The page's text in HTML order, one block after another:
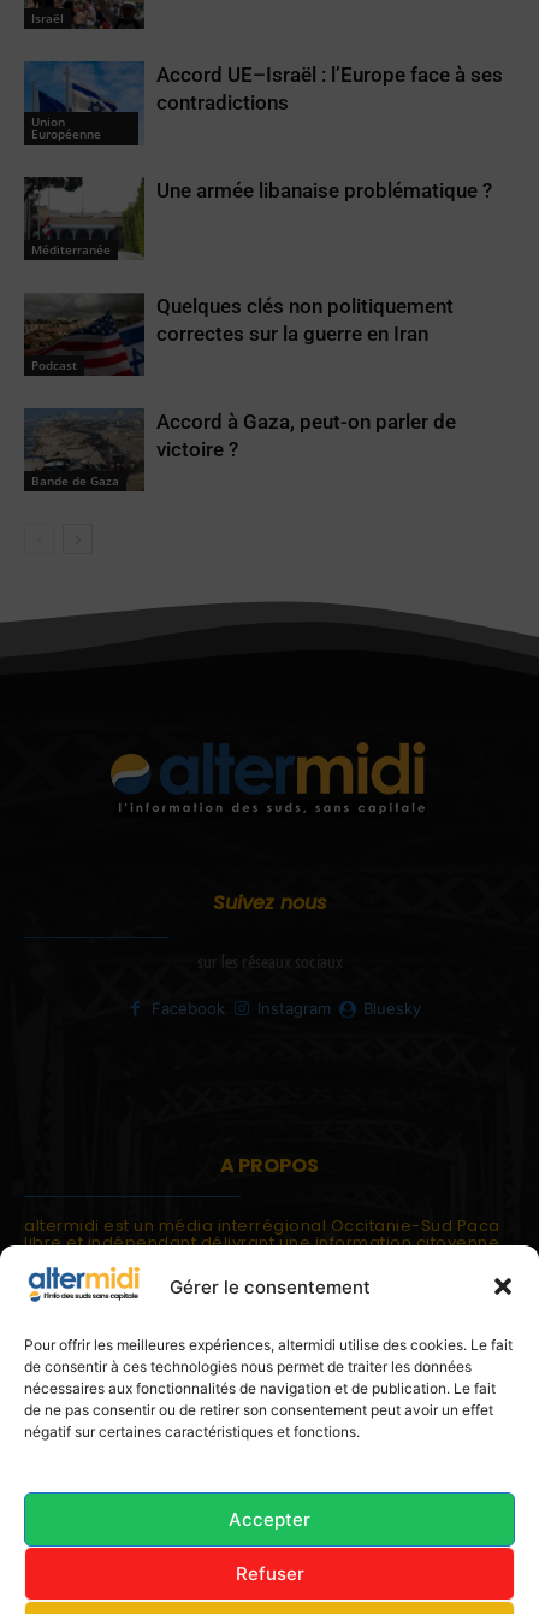
Gérer le consentement
Pour offrir les meilleures expériences, altermidi utilise des cookies. Le fait
de consentir à ces technologies nous permet de traiter les données
nécessaires aux fonctionnalités de navigation et de publication. Le fait
de ne pas consentir ou de retirer son consentement peut avoir un effet
négatif sur certaines caractéristiques et fonctions.
Accepter
Refuser
Israël
Union
Européenne
Accord UE–Israël : l’Europe face à ses
contradictions
Méditerranée
Une armée libanaise problématique ?
Podcast
Quelques clés non politiquement
correctes sur la guerre en Iran
Bande de Gaza
Accord à Gaza, peut-on parler de
victoire ?
Suivez nous
sur les réseaux sociaux
Facebook Instagram Bluesky
A PROPOS
altermidi est un média interrégional Occitanie-Sud Paca
libre et indépendant délivrant une information citoyenne
altermidi est ouvert sur les suds, la méditerranée,
l'europe.
altermidi aborde des thématiques globales évaluées à
partir des constats de terrain ou d'analyses à l'échelon
local.
altermidi c'est l'information capitale, sans capitale.
© 2025 altermidi.org - Les amis d'altermidi